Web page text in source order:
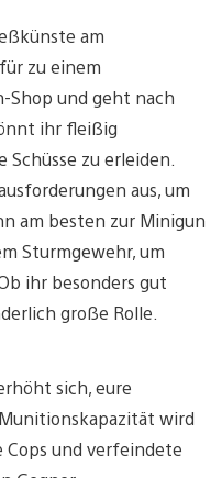
am
zu einem
Shop und geht nach
ihr fleißig
Schüsse zu erleiden.
aus, um
am besten zur Minigun
Sturmgewehr, um
ihr besonders gut
große Rolle.
sich, eure
wird
und verfeindete